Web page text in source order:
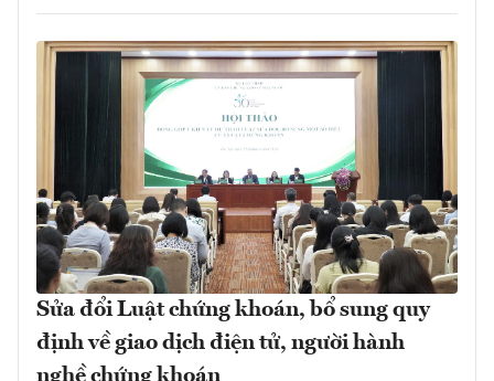
Sửa đổi Luật chứng khoán, bổ sung quy
định về giao dịch điện tử, người hành